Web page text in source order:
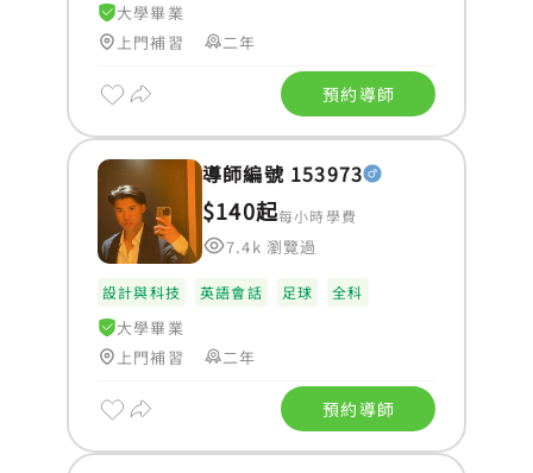
大學畢業
上門補習
二年
預約導師
導師編號 153973
$140起每小時學費
7.4k 瀏覽過
設計與科技 英語會話 足球 全科
大學畢業
上門補習
二年
預約導師